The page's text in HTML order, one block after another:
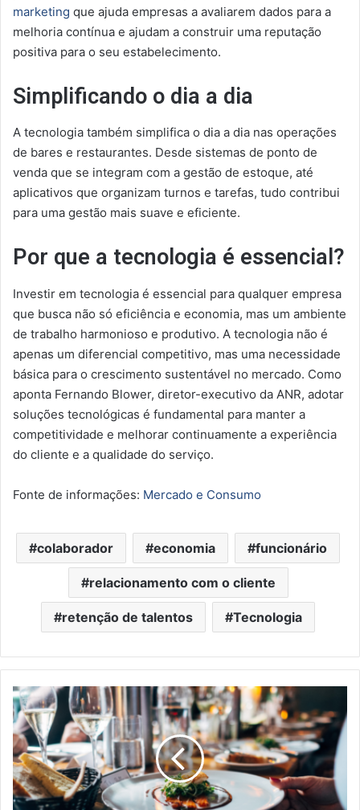
marketing que ajuda empresas a avaliarem dados para a
melhoria contínua e ajudam a construir uma reputação
positiva para o seu estabelecimento.
Simplificando o dia a dia
A tecnologia também simplifica o dia a dia nas operações
de bares e restaurantes. Desde sistemas de ponto de
venda que se integram com a gestão de estoque, até
aplicativos que organizam turnos e tarefas, tudo contribui
para uma gestão mais suave e eficiente.
Por que a tecnologia é essencial?
Investir em tecnologia é essencial para qualquer empresa
que busca não só eficiência e economia, mas um ambiente
de trabalho harmonioso e produtivo. A tecnologia não é
apenas um diferencial competitivo, mas uma necessidade
básica para o crescimento sustentável no mercado. Como
aponta Fernando Blower, diretor-executivo da ANR, adotar
soluções tecnológicas é fundamental para manter a
competitividade e melhorar continuamente a experiência
do cliente e a qualidade do serviço.
Fonte de informações: Mercado e Consumo
colaborador economia funcionário
relacionamento com o cliente
retenção de talentos Tecnologia
Alimentação
fora
do
lar
em
São
Paulo